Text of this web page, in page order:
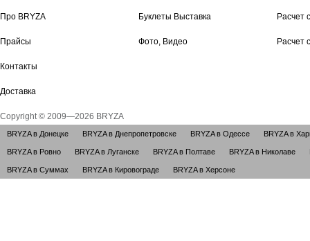
Про BRYZA
Прайсы
Контакты
Доставка
Буклеты Выставка
Фото, Видео
Расчет
Расчет
Copyright © 2009—2026 BRYZA
BRYZA в Донецке BRYZA в Днепропетровске BRYZA в Одессе BRYZA в
BRYZA в Ровно BRYZA в Луганске BRYZA в Полтаве BRYZA в Николаве
BRYZA в Суммах BRYZA в Кировограде BRYZA в Херсоне